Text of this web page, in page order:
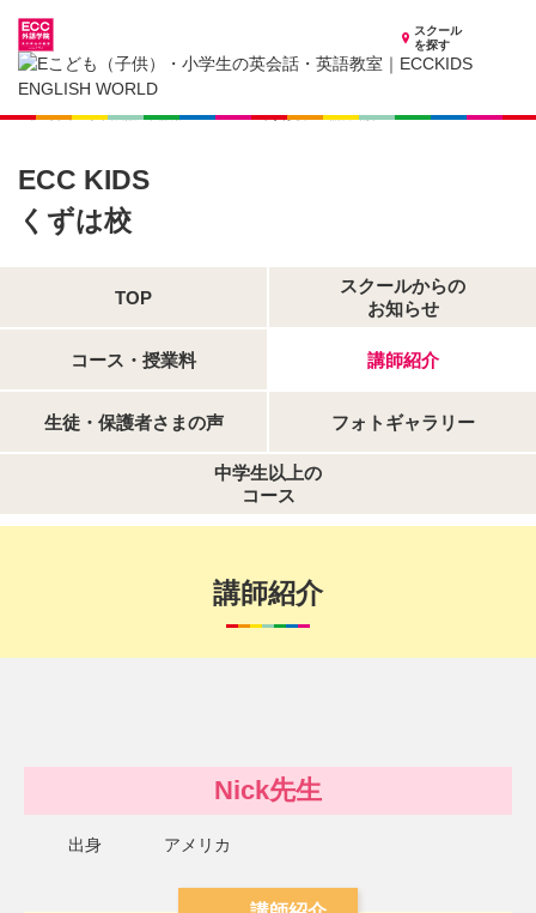
スクール
を探す
大阪府の子供英会話・英語教室
子供（小学生）英会話・英語教室 ECCKIDS くずは校
講師紹介
ECC KIDS
くずは校
TOP
スクールからの
お知らせ
コース・授業料 講師紹介
生徒・保護者さまの声 フォトギャラリー
中学生以上の
コース
講師紹介
Nick先生
出身 アメリカ